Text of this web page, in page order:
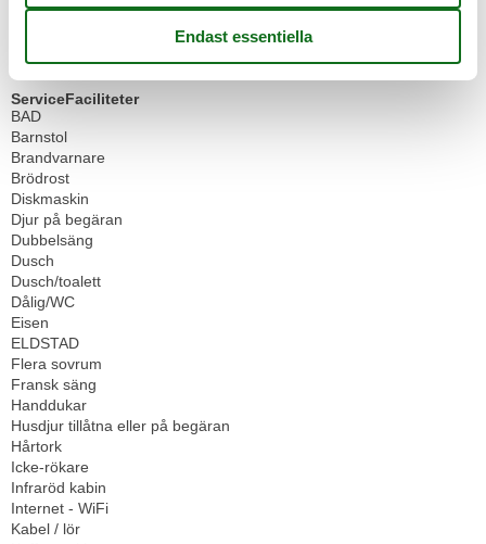
Trädgård för användning
ServiceFaciliteter
BAD
Barnstol
Brandvarnare
Brödrost
Diskmaskin
Djur på begäran
Dubbelsäng
Dusch
Dusch/toalett
Dålig/WC
Eisen
ELDSTAD
Flera sovrum
Fransk säng
Handdukar
Husdjur tillåtna eller på begäran
Hårtork
Icke-rökare
Infraröd kabin
Internet - WiFi
Kabel / lör